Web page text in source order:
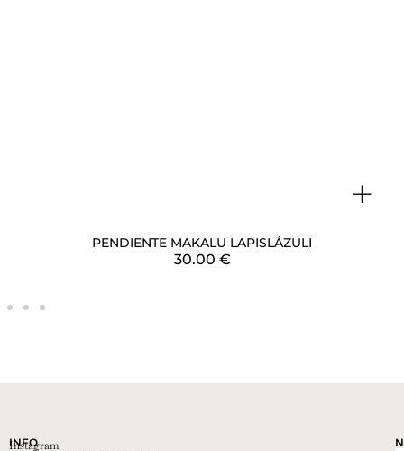
+
PENDIENTE MAKALU LAPISLÁZULI
30.00 €
Instagram
INFO